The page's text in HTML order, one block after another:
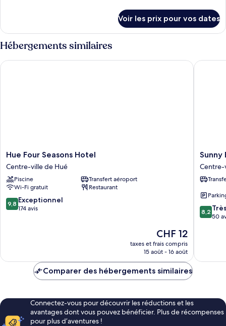
chambre :
Chambre
Familiale
le
type
de
chambre
Chambre
Voir les prix pour vos dates
Hébergements similaires
Hue
Four
Seasons
Hotel
Centre-
ville
de
Hue Four Seasons Hotel
Centre-ville de Hué
Piscine
Transfert aéroport
Wi-Fi gratuit
Restaurant
9.8
sur
9,8 Exceptionnel
174 avis
Le
nouveau
prix
de
CHF 12
taxes et frais compris
15 août - 16 août
Hue Four Seasons Hotel
Sunny
B
Hotel
Centre-
de
Hué
Sunny
Centre-
8.2
sur
8,2
50
Sunny
Comparer des hébergements similaires
Connectez-vous pour découvrir les réductions et les
avantages dont vous pouvez bénéficier. Plus de récompenses
pour plus d’aventures !